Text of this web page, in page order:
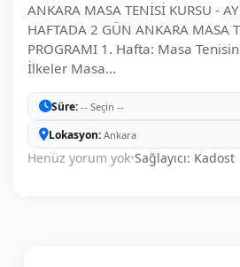
ANKARA MASA TENİSİ KURSU -
HAFTADA 2 GÜN ANKARA MASA
PROGRAMI 1. Hafta: Masa
İlkeler Masa...
Süre -- Seçin --
Lokasyon Ankara
Henüz yorum yok•Sağlayıcı: Kadost